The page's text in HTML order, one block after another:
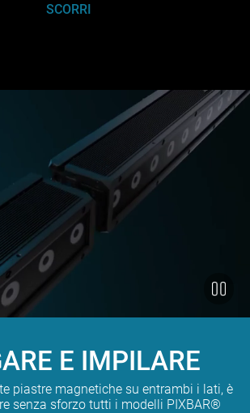
SCORRI
E IMPILARE
piastre magnetiche su entrambi i lati, è
senza sforzo tutti i modelli PIXBAR®